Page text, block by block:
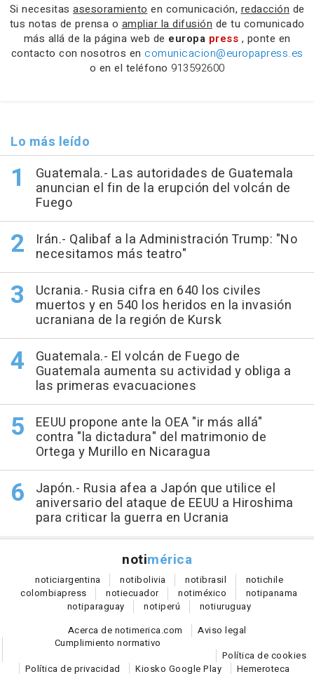
Si necesitas asesoramiento en comunicación, redacción de
tus notas de prensa o ampliar la difusión de tu comunicado
más allá de la página web de europa press , ponte en
contacto con nosotros en comunicacion@europapress.es
o en el teléfono 913592600
Lo más leído
Guatemala.- Las autoridades de Guatemala
anuncian el fin de la erupción del volcán de
Fuego
Irán.- Qalibaf a la Administración Trump: "No
necesitamos más teatro"
Ucrania.- Rusia cifra en 640 los civiles
muertos y en 540 los heridos en la invasión
ucraniana de la región de Kursk
Guatemala.- El volcán de Fuego de
Guatemala aumenta su actividad y obliga a
las primeras evacuaciones
EEUU propone ante la OEA "ir más allá"
contra "la dictadura" del matrimonio de
Ortega y Murillo en Nicaragua
Japón.- Rusia afea a Japón que utilice el
aniversario del ataque de EEUU a Hiroshima
para criticar la guerra en Ucrania
notimérica
noticiargentina notibolivia notibrasil notichile
colombiapress notiecuador notiméxico notipanama
notiparaguay notiperú notiuruguay
Acerca de notimerica.com
Aviso legal
Cumplimiento normativo
Política de cookies
Política de privacidad
Kiosko Google Play Hemeroteca